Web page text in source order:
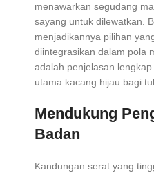
menawarkan segudang
sayang untuk dilewatkan.
menjadikannya pilihan
diintegrasikan dalam pola
adalah penjelasan
utama kacang hijau bagi
Mendukung
Badan
Kandungan serat yang